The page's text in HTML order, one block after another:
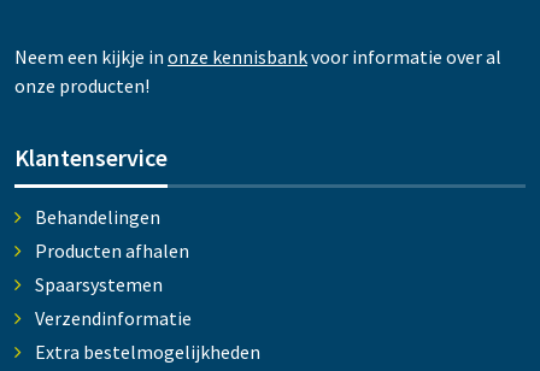
Neem een kijkje in onze kennisbankvoor informatie over al
onze producten!
Klantenservice
Behandelingen
Producten afhalen
Spaarsystemen
Verzendinformatie
Extra bestelmogelijkheden